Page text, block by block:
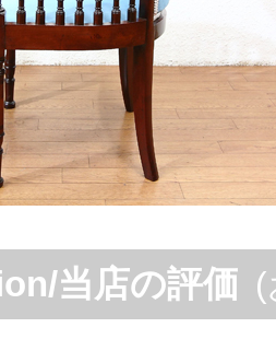
当店の評価